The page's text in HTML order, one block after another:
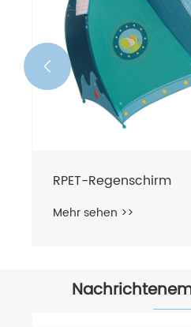
RPET-Regenschirm
Mehr sehen >>
